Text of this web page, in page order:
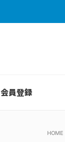
会員登録
HOME